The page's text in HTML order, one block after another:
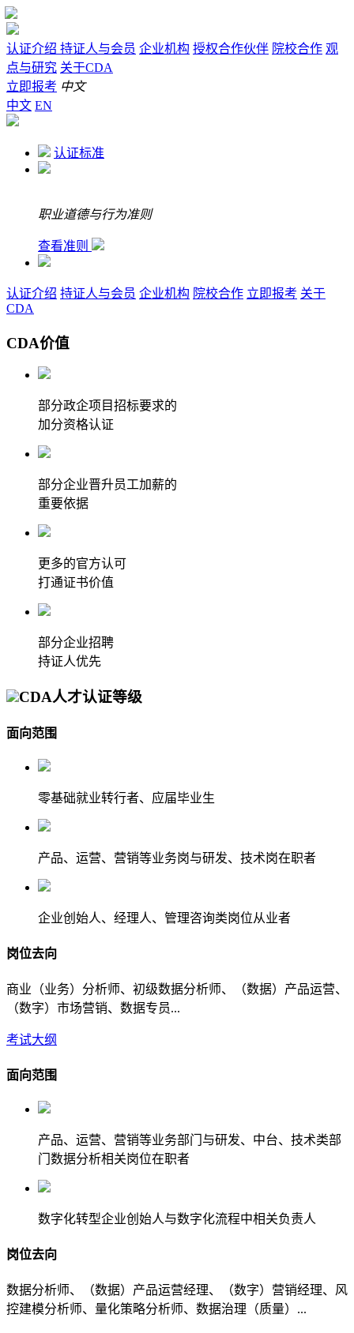
认证介绍 持证人与会员 企业机构 授权合作伙伴 院校合作 观
点与研究 关于CDA
立即报考 中文
中文 EN
认证标准
职业道德与行为准则
查看准则
认证介绍 持证人与会员 企业机构 院校合作 立即报考 关于
CDA
CDA价值
部分政企项目招标要求的
加分资格认证
部分企业晋升员工加薪的
重要依据
更多的官方认可
打通证书价值
部分企业招聘
持证人优先
CDA人才认证等级
面向范围
零基础就业转行者、应届毕业生
产品、运营、营销等业务岗与研发、技术岗在职者
企业创始人、经理人、管理咨询类岗位从业者
岗位去向
商业（业务）分析师、初级数据分析师、（数据）产品运营、
（数字）市场营销、数据专员...
考试大纲
面向范围
产品、运营、营销等业务部门与研发、中台、技术类部
门数据分析相关岗位在职者
数字化转型企业创始人与数字化流程中相关负责人
岗位去向
数据分析师、（数据）产品运营经理、（数字）营销经理、风
控建模分析师、量化策略分析师、数据治理（质量）...